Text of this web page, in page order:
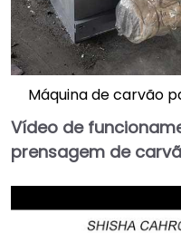
Máquina de carvão
Vídeo de
prensagem de